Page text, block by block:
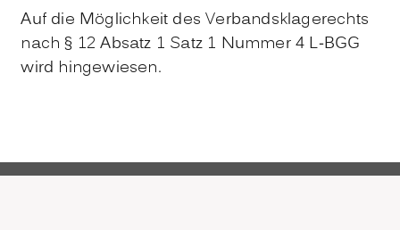
Auf die Möglichkeit des Verbandsklagerechts
nach § 12 Absatz 1 Satz 1 Nummer 4 L-BGG
wird hingewiesen.